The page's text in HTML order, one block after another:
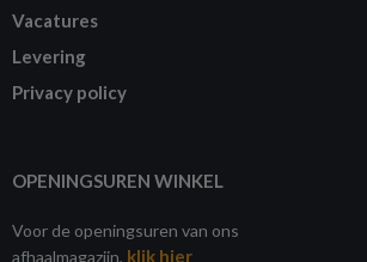
Vacatures
Levering
Privacy policy
OPENINGSUREN WINKEL
Voor de openingsuren van ons
afhaalmagazijn, klik hier